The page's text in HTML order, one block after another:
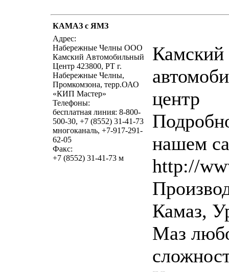
КАМАЗ с ЯМЗ
Адрес:
Набережные Челны ООО
Камский Автомобильный
Центр 423800, РТ г.
Набережные Челны,
Промкомзона, терр.ОАО
«КИП Мастер»
Телефоны:
бесплатная линия: 8-800-
500-30, +7 (8552) 31-41-73
многоканаль, +7-917-291-
62-05
Факс:
+7 (8552) 31-41-73 м
Камский
центр
нашем
http://
Камаз,
Маз